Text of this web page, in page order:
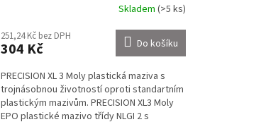
Skladem (>5 ks)
251,24 Kč bez DPH
304 Kč Do košíku
PRECISION XL 3 Moly plastická maziva s
trojnásobnou životností oproti standartním
plastickým mazivům. PRECISION XL3 Moly
EPO plastické mazivo třídy NLGI 2 s